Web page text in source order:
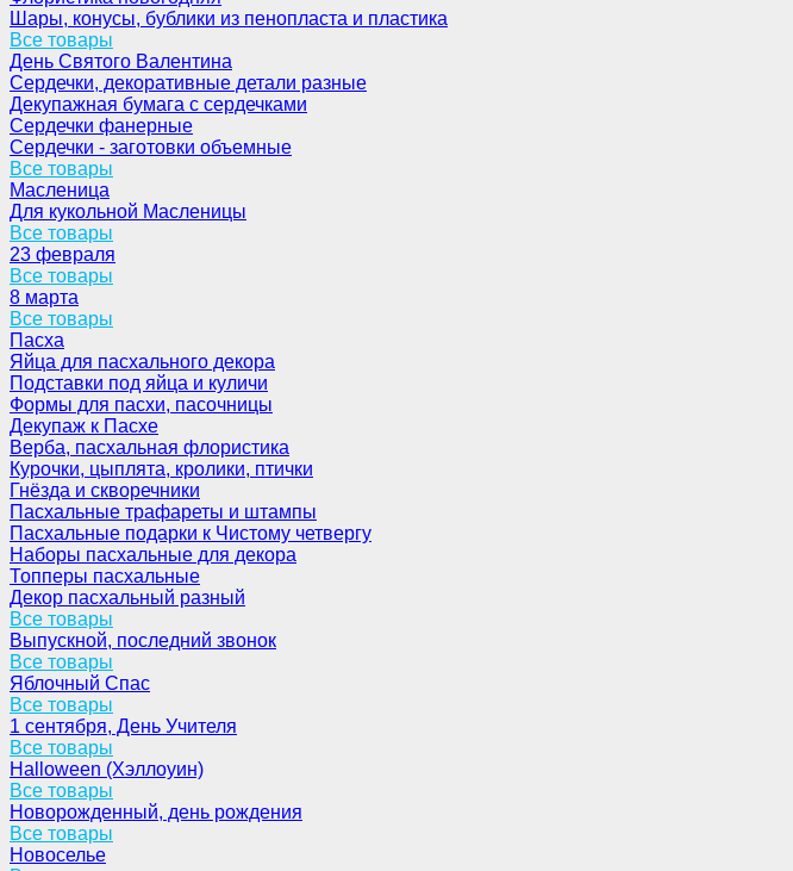
Шары, конусы, бублики из пенопласта и пластика
Все товары
День Святого Валентина
Сердечки, декоративные детали разные
Декупажная бумага с сердечками
Сердечки фанерные
Сердечки - заготовки объемные
Все товары
Масленица
Для кукольной Масленицы
Все товары
23 февраля
Все товары
8 марта
Все товары
Пасха
Яйца для пасхального декора
Подставки под яйца и куличи
Формы для пасхи, пасочницы
Декупаж к Пасхе
Верба, пасхальная флористика
Курочки, цыплята, кролики, птички
Гнёзда и скворечники
Пасхальные трафареты и штампы
Пасхальные подарки к Чистому четвергу
Наборы пасхальные для декора
Топперы пасхальные
Декор пасхальный разный
Все товары
Выпускной, последний звонок
Все товары
Яблочный Спас
Все товары
1 сентября, День Учителя
Все товары
Halloween (Хэллоуин)
Все товары
Новорожденный, день рождения
Все товары
Новоселье